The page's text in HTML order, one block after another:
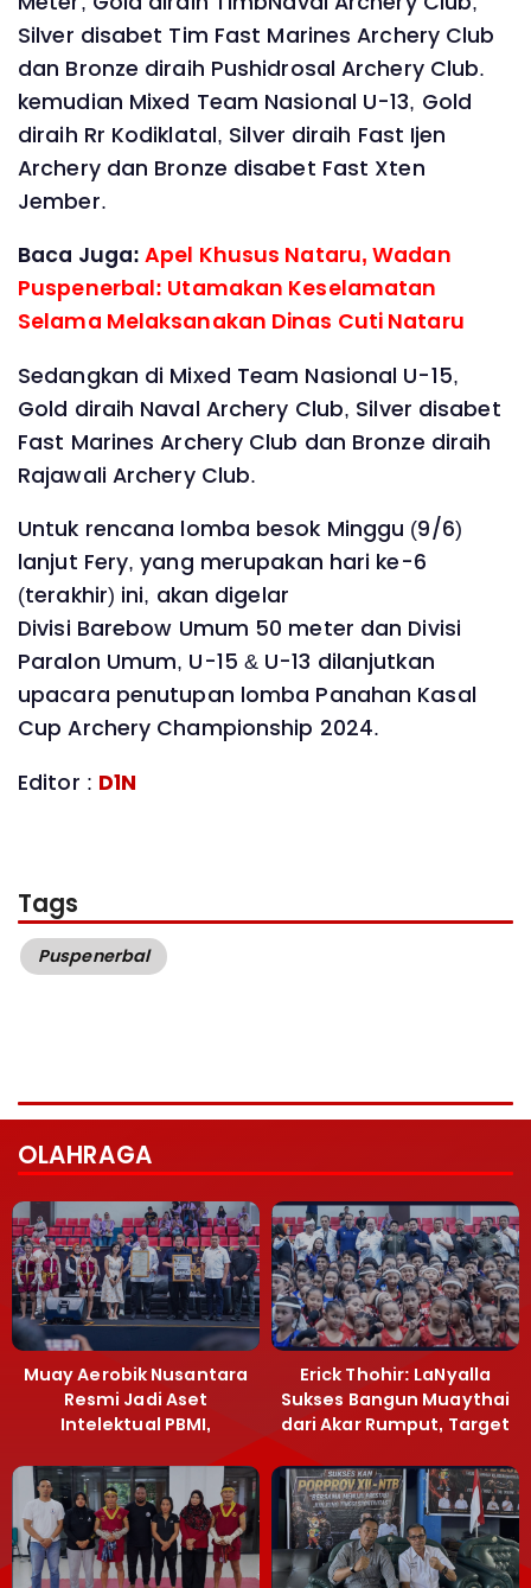
Silver disabet Tim Fast Marines Archery Club
dan Bronze diraih Pushidrosal Archery Club.
kemudian Mixed Team Nasional U-13, Gold
diraih Rr Kodiklatal, Silver diraih Fast Ijen
Archery dan Bronze disabet Fast Xten
Jember.
Baca Juga:Apel Khusus Nataru, Wadan
Puspenerbal: Utamakan Keselamatan
Selama Melaksanakan Dinas Cuti Nataru
Sedangkan di Mixed Team Nasional U-15,
Gold diraih Naval Archery Club, Silver disabet
Fast Marines Archery Club dan Bronze diraih
Rajawali Archery Club.
Untuk rencana lomba besok Minggu (9/6)
lanjut Fery, yang merupakan hari ke-6
(terakhir) ini, akan digelar
Divisi Barebow Umum 50 meter dan Divisi
Paralon Umum, U-15 & U-13 dilanjutkan
upacara penutupan lomba Panahan Kasal
Cup Archery Championship 2024.
Editor : D1N
Tags
Puspenerbal
OLAHRAGA
Muay Aerobik Nusantara
Resmi Jadi Aset
Intelektual PBMI,
Terobosan Bangun
Grassroots
Erick Thohir: LaNyalla
Sukses Bangun Muaythai
dari Akar Rumput, Target